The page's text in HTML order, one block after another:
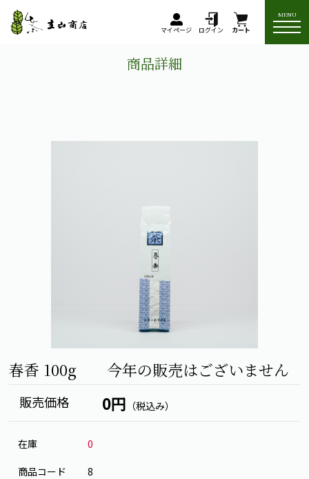
マイページ ログイン カート
MENU
商品詳細
春香 100g 今年の販売はございません
販売価格 0円 （税込み）
在庫
0
商品コード
8